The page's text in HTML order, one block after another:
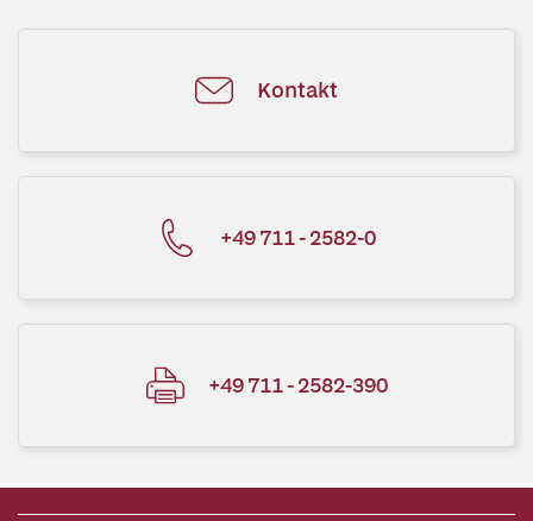
Kontakt
+49 711 - 2582-0
+49 711 - 2582-390